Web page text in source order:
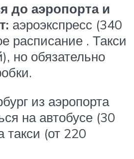
до аэропорта и
аэроэкспресс (340
расписание . Такси
но обязательно
из аэропорта
на автобусе (30
такси (от 220